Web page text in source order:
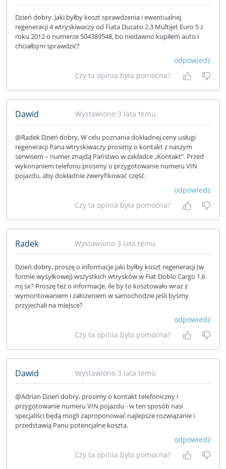
Dzień dobry. Jaki byłby koszt sprawdzenia i ewentualnej
regeneracji 4 wtryskiwaczy od Fiata Ducato 2.3 Multijet Euro 5 z
roku 2012 o numerze 504389548, bo niedawno kupiłem auto i
chciałbym sprawdzić?
odpowiedz
Czy ta opinia była pomocna?
Tak, była
Nie
Dawid Wystawiono 3 lata temu
@Radek Dzień dobry, W celu poznania dokładnej ceny usługi
regeneracji Pana wtryskiwaczy prosimy o kontakt z naszym
serwisem – numer znajdą Państwo w zakładce „Kontakt”. Przed
wykonaniem telefonu prosimy o przygotowanie numeru VIN
pojazdu, aby dokładnie zweryfikować część.
odpowiedz
Czy ta opinia była pomocna?
Tak, była
Nie
Radek Wystawiono 3 lata temu
Dzień dobry, proszę o informacje jaki byłby koszt regeneracji (w
formie wysyłkowej) wszystkich wtrysków w Fiat Doblo Cargo 1,6
mj sx? Proszę też o informacje, ile by to kosztowało wraz z
wymontowaniem i założeniem w samochodzie jeśli byśmy
przyjechali na miejsce?
odpowiedz
Czy ta opinia była pomocna?
Tak, była
Nie
Dawid Wystawiono 3 lata temu
@Adrian Dzień dobry, prosimy o kontakt telefoniczny i
przygotowanie numeru VIN pojazdu - w ten sposób nasi
specjaliści będą mogli zaproponować najlepsze rozwiązanie i
przedstawią Panu potencjalne koszta.
odpowiedz
Czy ta opinia była pomocna?
Tak, była
Nie